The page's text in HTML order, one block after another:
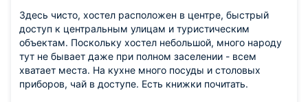
Здесь чисто, хостел расположен в центре, быстрый
доступ к центральным улицам и туристическим
объектам. Поскольку хостел небольшой, много народу
тут не бывает даже при полном заселении - всем
хватает места. На кухне много посуды и столовых
приборов, чай в доступе. Есть книжки почитать.